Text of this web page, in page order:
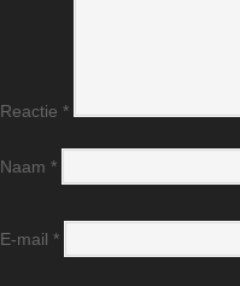
Reactie *
Naam *
E-mail *